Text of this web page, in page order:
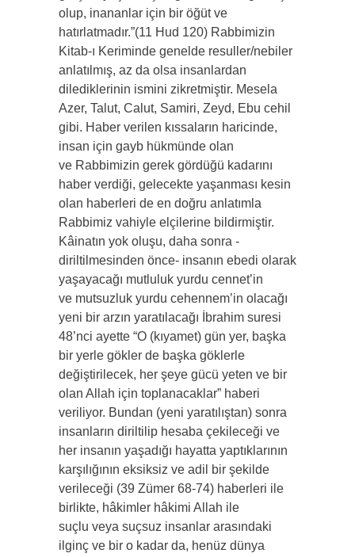
olup, inananlar için bir öğüt ve
hatırlatmadır.”(11 Hud 120) Rabbimizin
Kitab-ı Keriminde genelde resuller/nebiler
anlatılmış, az da olsa insanlardan
dilediklerinin ismini zikretmiştir. Mesela
Azer, Talut, Calut, Samiri, Zeyd, Ebu cehil
gibi. Haber verilen kıssaların haricinde,
insan için gayb hükmünde olan
ve Rabbimizin gerek gördüğü kadarını
haber verdiği, gelecekte yaşanması kesin
olan haberleri de en doğru anlatımla
Rabbimiz vahiyle elçilerine bildirmiştir.
Kâinatın yok oluşu, daha sonra -
diriltilmesinden önce- insanın ebedi olarak
yaşayacağı mutluluk yurdu cennet’in
ve mutsuzluk yurdu cehennem’in olacağı
yeni bir arzın yaratılacağı İbrahim suresi
48’nci ayette “O (kıyamet) gün yer, başka
bir yerle gökler de başka göklerle
değiştirilecek, her şeye gücü yeten ve bir
olan Allah için toplanacaklar” haberi
veriliyor. Bundan (yeni yaratılıştan) sonra
insanların diriltilip hesaba çekileceği ve
her insanın yaşadığı hayatta yaptıklarının
karşılığının eksiksiz ve adil bir şekilde
verileceği (39 Zümer 68-74) haberleri ile
birlikte, hâkimler hâkimi Allah ile
suçlu veya suçsuz insanlar arasındaki
ilginç ve bir o kadar da, henüz dünya